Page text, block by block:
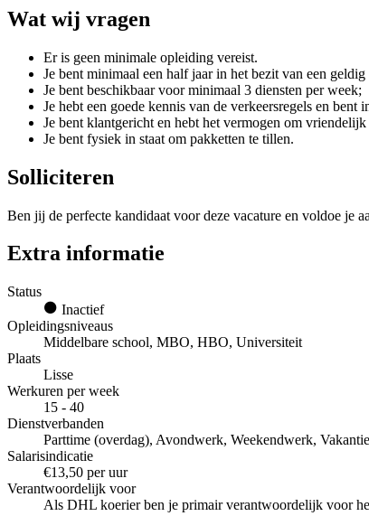
Wat wij vragen
Er is geen minimale opleiding vereist.
Je bent minimaal een half jaar in het bezit van een
Je bent beschikbaar voor minimaal 3 diensten per week;
Je hebt een goede kennis van de verkeersregels en bent
Je bent klantgericht en hebt het vermogen om
Je bent fysiek in staat om pakketten te tillen.
Solliciteren
Ben jij de perfecte kandidaat voor deze vacature en voldoe je
Extra informatie
Status
Inactief
Opleidingsniveaus
Middelbare school, MBO, HBO, Universiteit
Plaats
Lisse
Werkuren per week
15 - 40
Dienstverbanden
Parttime (overdag), Avondwerk, Weekendwerk,
Salarisindicatie
€13,50 per uur
Verantwoordelijk voor
Als DHL koerier ben je primair verantwoordelijk voor